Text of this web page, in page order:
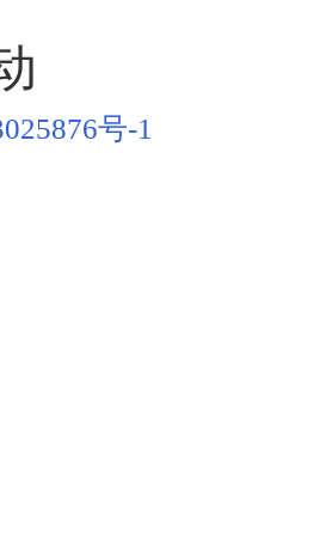
号-1